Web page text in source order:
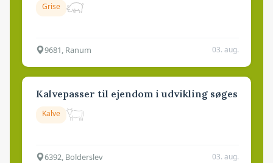
Grise
9681, Ranum 03. aug.
Kalvepasser til ejendom i udvikling søges
Kalve
6392, Bolderslev 03. aug.